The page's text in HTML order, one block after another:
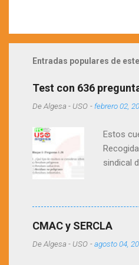
Entradas populares de
Test con 636
DeAlgesa - USO - febrero 02,
Estos
sindical
con el
acceso
CMAC y SERCLA
DeAlgesa - USO -agosto 04,